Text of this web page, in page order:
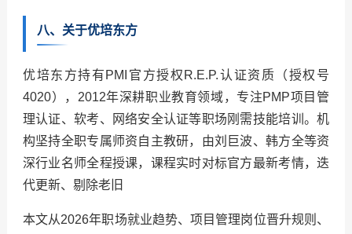
八、关于优培东方
优培东方持有PMI官方授权R.E.P.认证资质（授权号
4020），2012年深耕职业教育领域，专注PMP项目管
理认证、软考、网络安全认证等职场刚需技能培训。机
构坚持全职专属师资自主教研，由刘巨波、韩方全等资
深行业名师全程授课，课程实时对标官方最新考情，迭
代更新、剔除老旧
本文从2026年职场就业趋势、项目管理岗位晋升规则、